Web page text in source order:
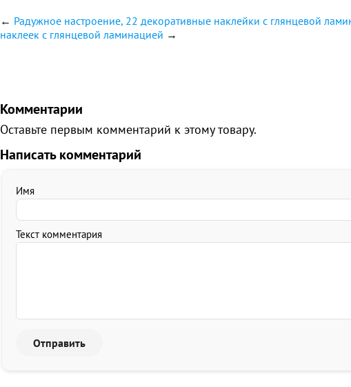
← Радужное настроение, 22 декоративные наклейки с глянцевой
наклеек с глянцевой ламинацией →
Комментарии
Оставьте первым комментарий к этому товару.
Написать комментарий
Имя
Текст комментария